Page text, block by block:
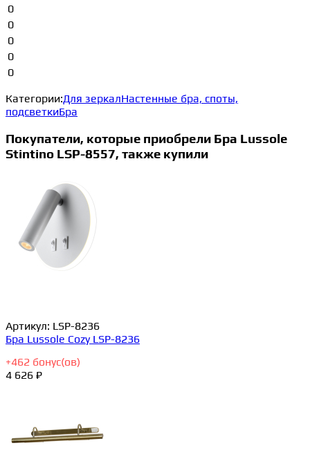
0
0
0
0
0
Категории:Для зеркалНастенные бра, споты,
подсветкиБра
Покупатели, которые приобрели Бра Lussole
Stintino LSP-8557, также купили
Артикул: LSP-8236
Бра Lussole Cozy LSP-8236
+462 бонус(ов)
4 626 ₽